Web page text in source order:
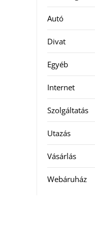
Autó
Divat
Egyéb
Internet
Szolgáltatás
Utazás
Vásárlás
Webáruház